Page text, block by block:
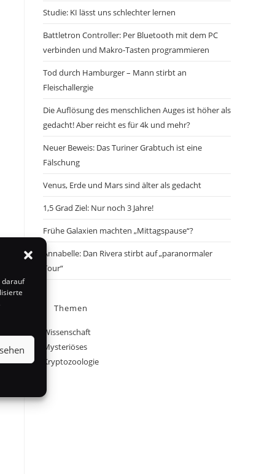
darauf
Studie: KI lässt uns schlechter lernen
Battletron Controller: Per Bluetooth mit dem PC
verbinden und Makro-Tasten programmieren
Tod durch Hamburger – Mann stirbt an
Fleischallergie
Die Auflösung des menschlichen Auges ist höher als
gedacht! Aber reicht es für 4k und mehr?
Neuer Beweis: Das Turiner Grabtuch ist eine
Fälschung
Venus, Erde und Mars sind älter als gedacht
1,5 Grad Ziel: Nur noch 3 Jahre!
Frühe Galaxien machten „Mittagspause“?
Annabelle: Dan Rivera stirbt auf „paranormaler
Tour“
Themen
Wissenschaft
Mysteriöses
Kryptozoologie